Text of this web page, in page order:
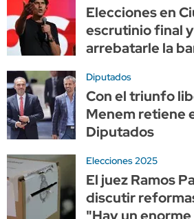
Elecciones en
escrutinio final
arrebatarle la
Diputados
Con el triunfo
Menem retiene
Diputados
Elecciones 2025
El juez Ramos
discutir
"Hay un